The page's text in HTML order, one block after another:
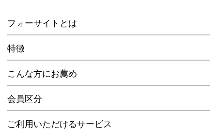
フォーサイトとは
特徴
こんな方にお薦め
会員区分
ご利用いただけるサービス